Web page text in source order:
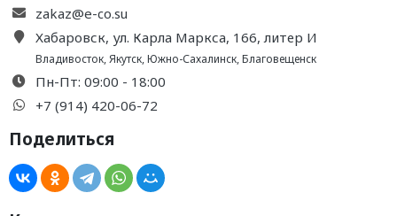
zakaz@e-co.su
Хабаровск, ул. Карла Маркса, 166, литер И
Владивосток,Якутск,Южно-Сахалинск,Благовещенск
Пн-Пт: 09:00 - 18:00
+7 (914) 420-06-72
Поделиться